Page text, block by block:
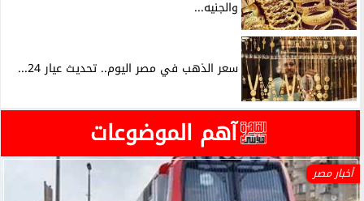
والجنيه...
سعر الذهب في مصر اليوم.. تحديث عيار 24...
آهم الموضوعات
أخبار مصر